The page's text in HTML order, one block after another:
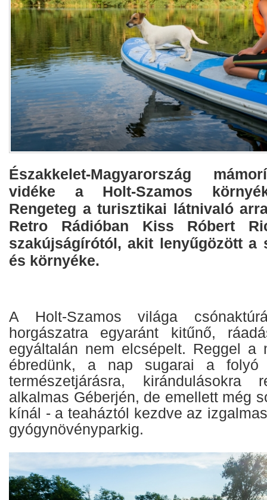
Északkelet-Magyarország
vidéke a Holt-Szamos
Rengeteg a turisztikai látnivaló
Retro Rádióban Kiss Róbert
szakújságírótól, akit lenyűgözött a
és környéke.
A Holt-Szamos világa
horgászatra egyaránt kitűnő,
egyáltalán nem elcsépelt. Reggel a
ébredünk, a nap sugarai a folyó
természetjárásra, kirándulásokra
alkalmas Géberjén, de emellett még
kínál - a teaháztól kezdve az
gyógynövényparkig.